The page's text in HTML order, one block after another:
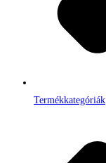
Termékkategóriák